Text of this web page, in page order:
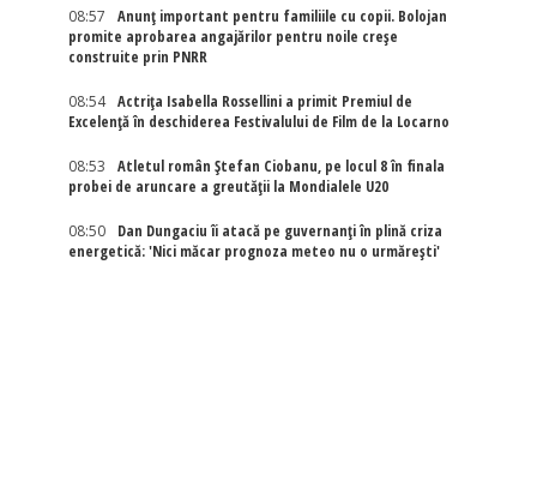
08:57
Anunț important pentru familiile cu copii. Bolojan
promite aprobarea angajărilor pentru noile creșe
construite prin PNRR
08:54
Actriţa Isabella Rossellini a primit Premiul de
Excelenţă în deschiderea Festivalului de Film de la Locarno
08:53
Atletul român Ștefan Ciobanu, pe locul 8 în finala
probei de aruncare a greutății la Mondialele U20
08:50
Dan Dungaciu îi atacă pe guvernanți în plină criza
energetică: 'Nici măcar prognoza meteo nu o urmărești'